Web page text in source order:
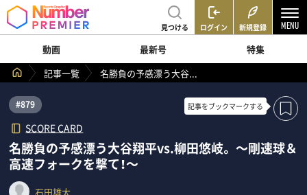
見つける ログイン 新規登録
動画 最新号
特集
記事一覧
名勝負の予感漂う大谷...
#879
SCORE CARD
記事をブックマークする
名勝負の予感漂う大谷翔平vs.柳田悠岐。 ～剛速球＆
高速フォークを撃て！～
石田雄太